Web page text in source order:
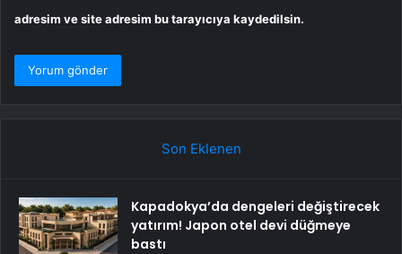
adresim ve site adresim bu tarayıcıya kaydedilsin.
Son Eklenen
Kapadokya’da dengeleri değiştirecek
yatırım! Japon otel devi düğmeye
bastı